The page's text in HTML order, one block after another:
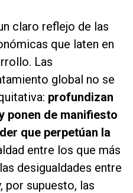
claro reflejo de las
que laten en
Las
global no se
profundizan
ponen de manifiesto
que perpetúan la
entre los que más
desigualdades entre
por supuesto, las